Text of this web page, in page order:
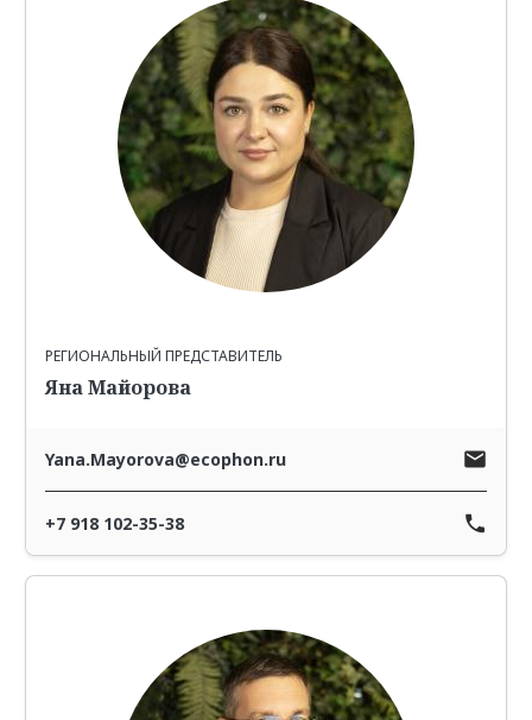
РЕГИОНАЛЬНЫЙ ПРЕДСТАВИТЕЛЬ
Яна Майорова
Yana.Mayorova@ecophon.ru
+7 918 102-35-38